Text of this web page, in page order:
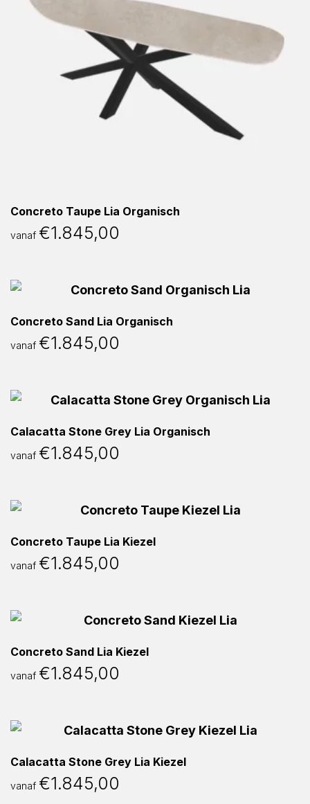
Concreto Taupe Lia Organisch
vanaf €1.845,00
Concreto Sand Lia Organisch
vanaf €1.845,00
Calacatta Stone Grey Lia Organisch
vanaf €1.845,00
Concreto Taupe Lia Kiezel
vanaf €1.845,00
Concreto Sand Lia Kiezel
vanaf €1.845,00
Calacatta Stone Grey Lia Kiezel
vanaf €1.845,00